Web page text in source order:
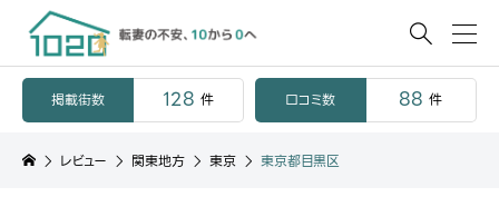

掲載街数 128 件 口コミ数 88 件
レビュー 関東地方 東京 東京都目黒区